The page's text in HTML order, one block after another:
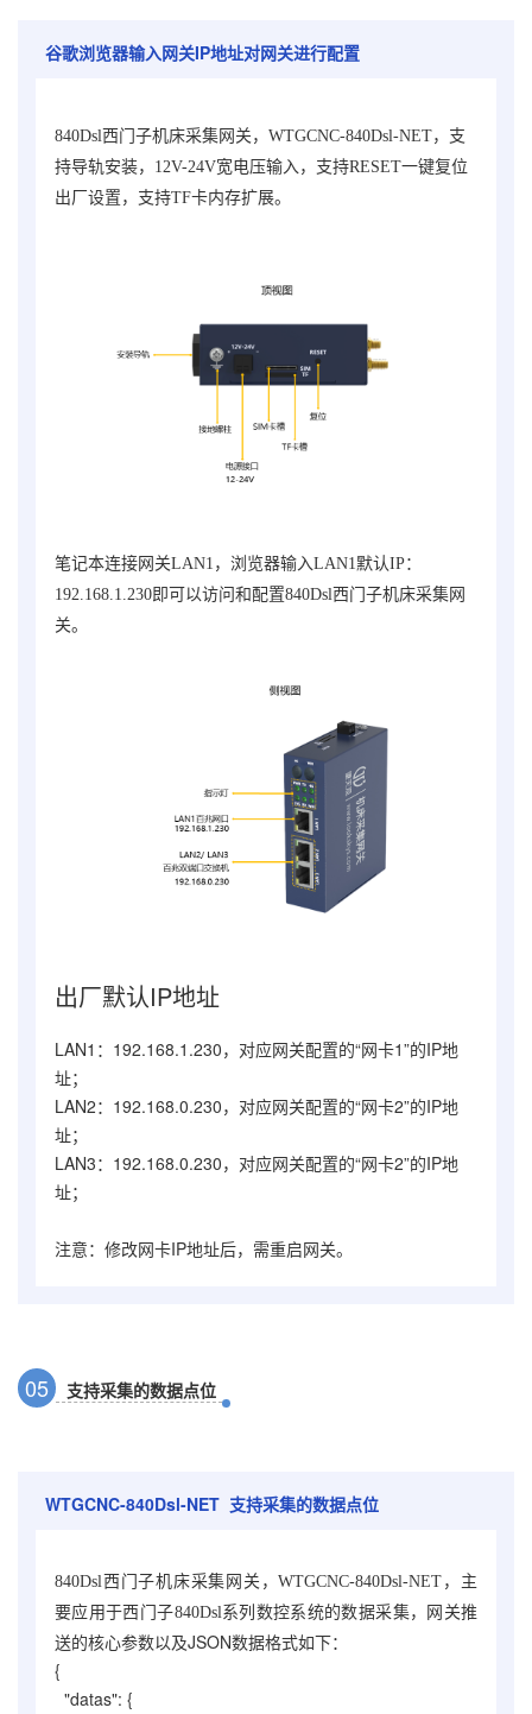
谷歌浏览器输入网关IP地址对网关进行配置
840Dsl西门子机床采集网关 ， WTGCNC-840Dsl-NET， 支
持导轨安装，12V-24V宽电压输入，支持RESET一键复位
出厂设置，支持TF卡内存扩展。
笔记本连接网关LAN1，浏览器输入LAN1默认IP：
192.168.1.230即可以访问和配置840Dsl西门子机床采集网
关。
出厂默认IP地址
LAN1：192.168.1.230，对应网关配置的“网卡1”的IP地
址；
LAN2：192.168.0.230，对应网关配置的“网卡2”的IP地
址；
LAN3：192.168.0.230，对应网关配置的“网卡2”的IP地
址；
注意：修改网卡IP地址后，需重启网关。
05 支持采集的数据点位
WTGCNC-840Dsl-NET 支持采集的数据点位
840Dsl西门子机床采集网关，WTGCNC-840Dsl-NET，主
要应用于西门子840Dsl系列数控系统的数据采集，网关推
送的核心参数以及JSON数据格式如下：
{
"datas": {